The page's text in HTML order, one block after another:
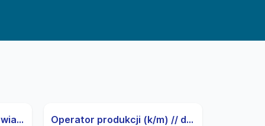
Operator produkcji - ustawiacz (k/m) Operator produkcji (k/m) // do 6.400 zł